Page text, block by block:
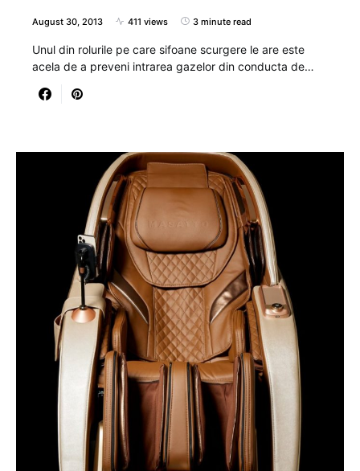
August 30, 2013 411 views 3 minute read
Unul din rolurile pe care sifoane scurgere le are este
acela de a preveni intrarea gazelor din conducta de…